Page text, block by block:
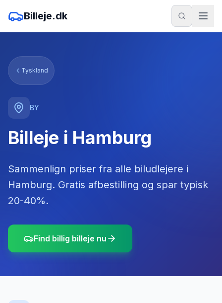
Billeje.dk
Tyskland
BY
Billeje i Hamburg
Sammenlign priser fra alle biludlejere i
Hamburg. Gratis afbestilling og spar typisk
20-40%.
Find billig billeje nu